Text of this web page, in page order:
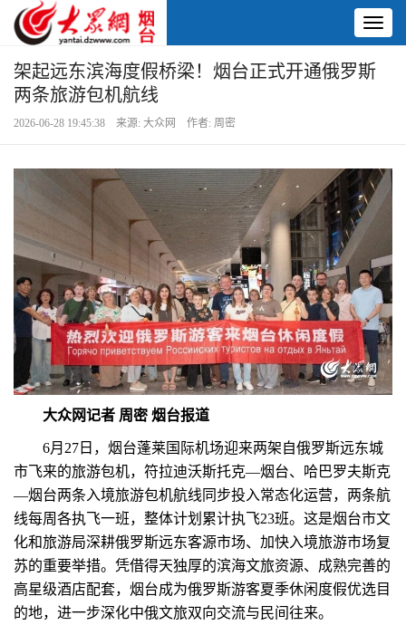
架起远东滨海度假桥梁！烟台正式开通俄罗斯
两条旅游包机航线
2026-06-28 19:45:38 来源: 大众网 作者: 周密
大众网记者 周密 烟台报道
6月27日，烟台蓬莱国际机场迎来两架自俄罗斯远东城
市飞来的旅游包机，符拉迪沃斯托克—烟台、哈巴罗夫斯克
—烟台两条入境旅游包机航线同步投入常态化运营，两条航
线每周各执飞一班，整体计划累计执飞23班。这是烟台市文
化和旅游局深耕俄罗斯远东客源市场、加快入境旅游市场复
苏的重要举措。凭借得天独厚的滨海文旅资源、成熟完善的
高星级酒店配套，烟台成为俄罗斯游客夏季休闲度假优选目
的地，进一步深化中俄文旅双向交流与民间往来。